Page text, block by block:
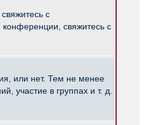
с
свяжитесь с
или нет. Тем не менее
участие в группах и т. д.